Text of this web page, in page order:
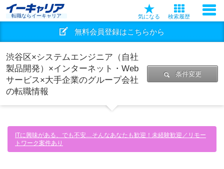
転職ならイーキャリア 気になる 検索履歴
無料会員登録はこちらから
渋谷区×システムエンジニア（自社
製品開発）×インターネット・Web
サービス×大手企業のグループ会社
の転職情報
条件変更
ITに興味がある、でも不安…そんなあなたも歓迎！未経験歓迎／リモー
トワーク案件あり